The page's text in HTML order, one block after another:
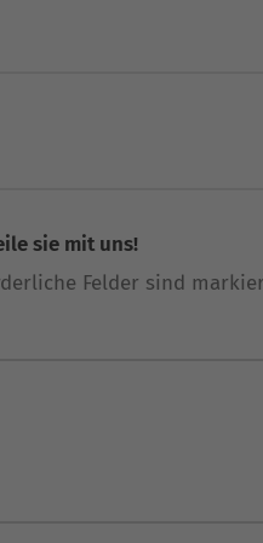
sie mit uns!
Felder sind